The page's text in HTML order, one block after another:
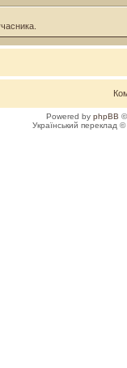
Powered by phpBB
Український переклад